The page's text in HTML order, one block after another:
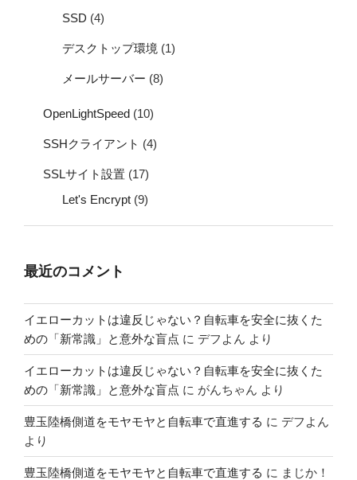
SSD (4)
デスクトップ環境 (1)
メールサーバー (8)
OpenLightSpeed (10)
SSHクライアント (4)
SSLサイト設置 (17)
Let's Encrypt (9)
最近のコメント
イエローカットは違反じゃない？自転車を安全に抜くた
めの「新常識」と意外な盲点 に デフよん より
イエローカットは違反じゃない？自転車を安全に抜くた
めの「新常識」と意外な盲点 に がんちゃん より
豊玉陸橋側道をモヤモヤと自転車で直進する に デフよん
より
豊玉陸橋側道をモヤモヤと自転車で直進する に まじか！